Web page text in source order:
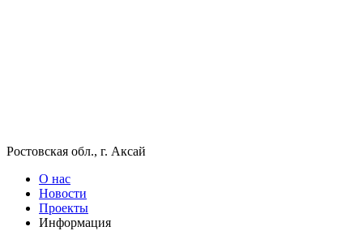
Ростовская обл., г. Аксай
О нас
Новости
Проекты
Информация